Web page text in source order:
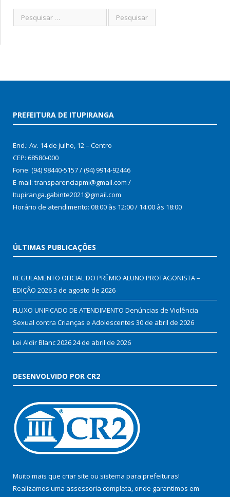
PREFEITURA DE ITUPIRANGA
End.: Av. 14 de julho, 12 – Centro
CEP: 68580-000
Fone: (94) 98440-5157 / (94) 9914-92446
E-mail: transparenciapmi@gmail.com /
Itupiranga.gabinte2021@gmail.com
Horário de atendimento: 08:00 às 12:00 / 14:00 às 18:00
ÚLTIMAS PUBLICAÇÕES
REGULAMENTO OFICIAL DO PRÊMIO ALUNO PROTAGONISTA –
EDIÇÃO 20263 de agosto de 2026
FLUXO UNIFICADO DE ATENDIMENTO Denúncias de Violência
Sexual contra Crianças e Adolescentes 30 de abril de 2026
Lei Aldir Blanc 202624 de abril de 2026
DESENVOLVIDO POR CR2
Muito mais que criar site ou sistema para prefeituras!
Realizamos uma assessoria completa, onde garantimos em